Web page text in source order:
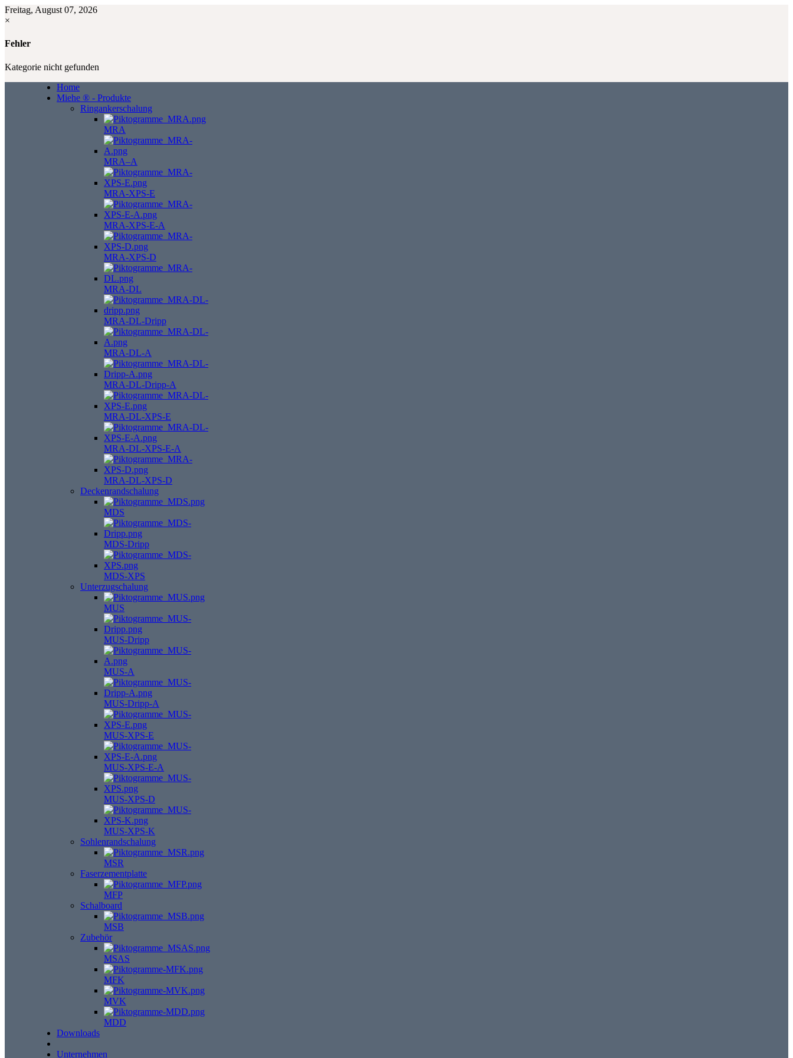
Freitag, August 07, 2026
×
Fehler
Kategorie nicht gefunden
Home
Miehe ® - Produkte
Ringankerschalung
MRA
MRA–A
MRA-XPS-E
MRA-XPS-E-A
MRA-XPS-D
MRA-DL
MRA-DL-Dripp
MRA-DL-A
MRA-DL-Dripp-A
MRA-DL-XPS-E
MRA-DL-XPS-E-A
MRA-DL-XPS-D
Deckenrandschalung
MDS
MDS-Dripp
MDS-XPS
Unterzugschalung
MUS
MUS-Dripp
MUS-A
MUS-Dripp-A
MUS-XPS-E
MUS-XPS-E-A
MUS-XPS-D
MUS-XPS-K
Sohlenrandschalung
MSR
Faserzementplatte
MFP
Schalboard
MSB
Zubehör
MSAS
MFK
MVK
MDD
Downloads
Unternehmen